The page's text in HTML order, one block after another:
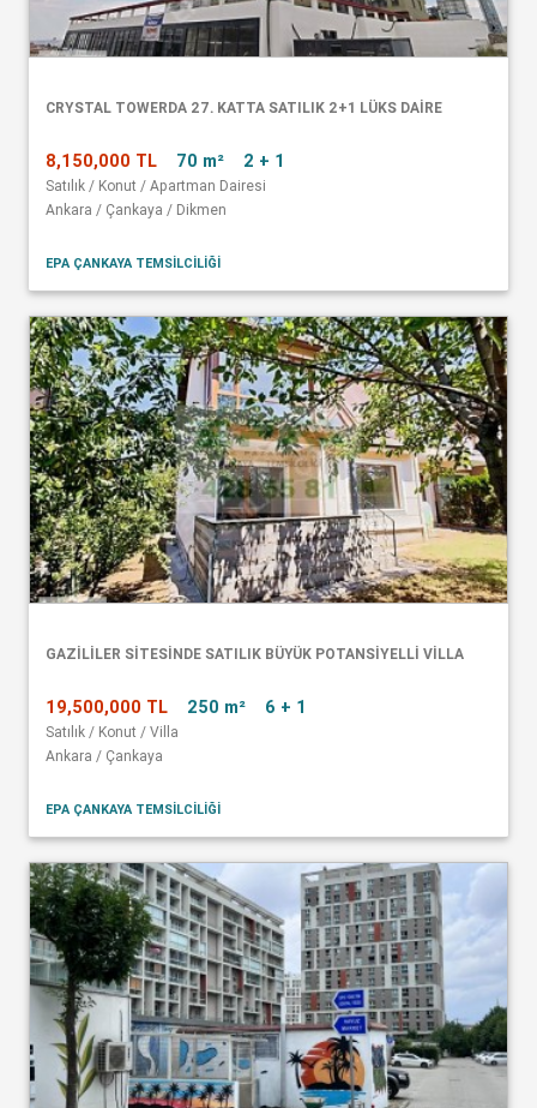
CRYSTAL TOWERDA 27. KATTA SATILIK 2+1 LÜKS DAİRE
8,150,000 TL 70 m² 2 + 1
Satılık / Konut / Apartman Dairesi
Ankara / Çankaya / Dikmen
EPA ÇANKAYA TEMSİLCİLİĞİ
GAZİLİLER SİTESİNDE SATILIK BÜYÜK POTANSİYELLİ VİLLA
19,500,000 TL 250 m² 6 + 1
Satılık / Konut / Villa
Ankara / Çankaya
EPA ÇANKAYA TEMSİLCİLİĞİ